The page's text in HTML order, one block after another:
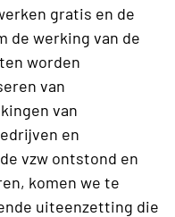
gratis en de
de werking van de
worden
van
van
en
vzw ontstond en
komen we te
uiteenzetting die